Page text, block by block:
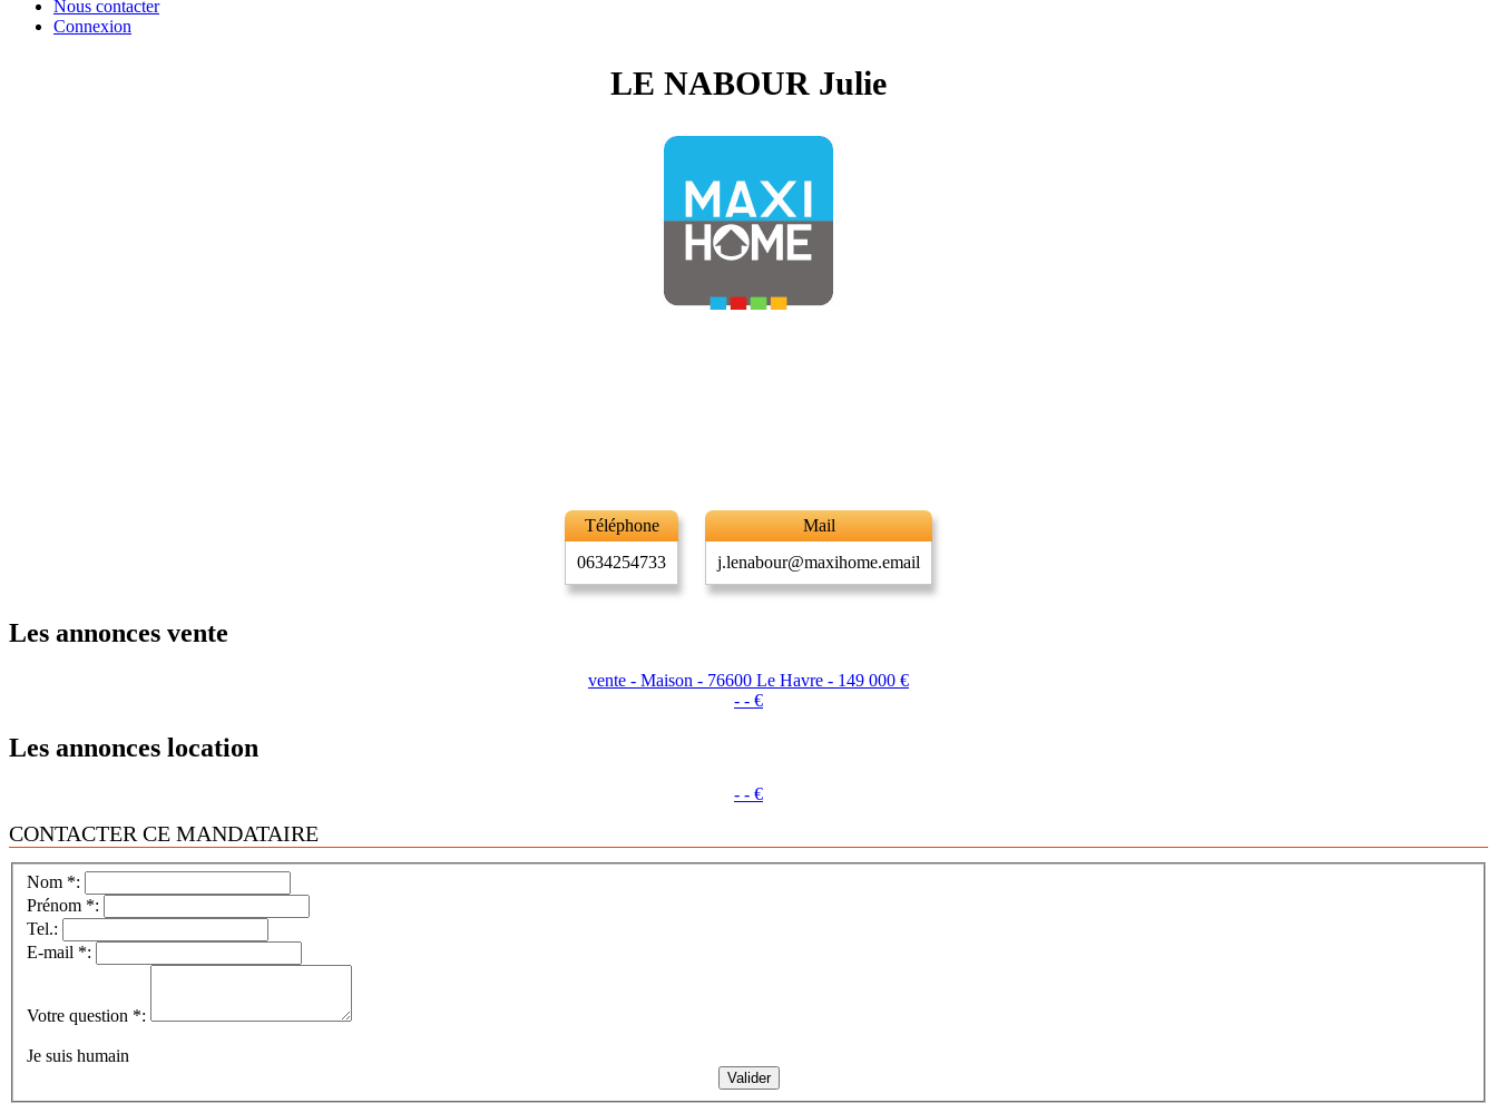
Nous contacter
Connexion
LE NABOUR Julie
Téléphone
0634254733
Mail
j.lenabour@maxihome.email
Les annonces vente
vente - Maison - 76600 Le Havre - 149 000 €
- - €
Les annonces location
- - €
CONTACTER CE MANDATAIRE
Nom *:
Prénom *:
Tel.:
E-mail *:
Votre question *:
Je suis humain